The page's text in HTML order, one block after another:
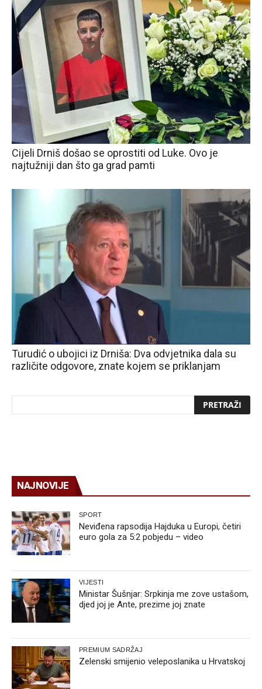
Cijeli Drniš došao se oprostiti od Luke. Ovo je
najtužniji dan što ga grad pamti
Turudić o ubojici iz Drniša: Dva odvjetnika dala su
različite odgovore, znate kojem se priklanjam
NAJNOVIJE
SPORT
Neviđena rapsodija Hajduka u Europi, četiri
euro gola za 5:2 pobjedu – video
VIJESTI
Ministar Šušnjar: Srpkinja me zove ustašom,
djed joj je Ante, prezime joj znate
PREMIUM SADRŽAJ
Zelenski smijenio veleposlanika u Hrvatskoj